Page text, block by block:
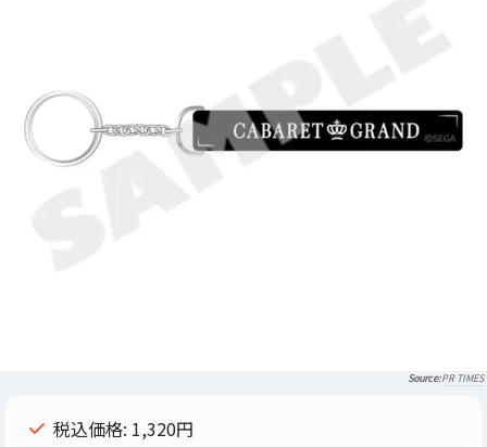
PR TIMES
税込価格: 1,320円